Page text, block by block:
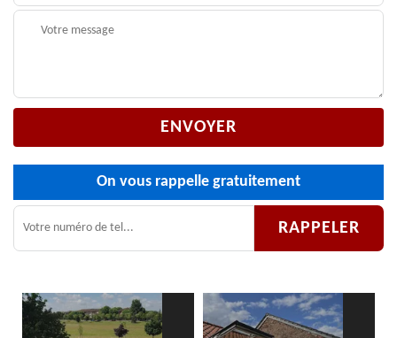
On vous rappelle gratuitement